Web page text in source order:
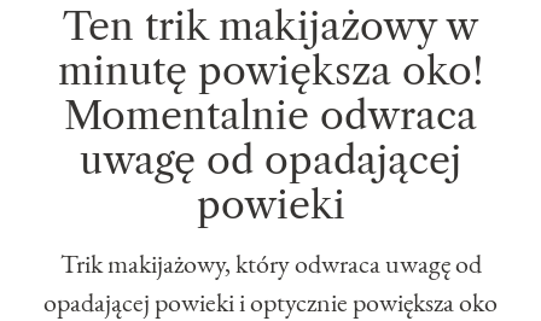
Ten trik makijażowy w
minutę powiększa oko!
Momentalnie odwraca
uwagę od opadającej
powieki
Trik makijażowy, który odwraca uwagę od
opadającej powieki i optycznie powiększa oko